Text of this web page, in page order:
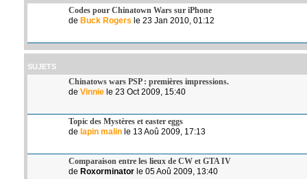
Codes pour Chinatown Wars sur iPhone
de Buck Rogers le 23 Jan 2010, 01:12
SUJETS
Chinatows wars PSP : premières impressions.
de Vinniele 23 Oct 2009, 15:40
Topic des Mystères et easter eggs
de lapin malinle 13 Aoû 2009, 17:13
Comparaison entre les lieux de CW et GTA IV
de Roxorminatorle 05 Aoû 2009, 13:40